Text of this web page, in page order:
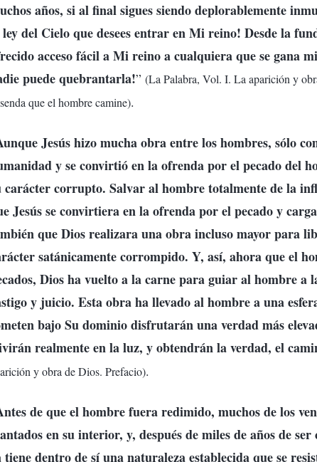
años, si al final sigues siendo deplorablemente
del Cielo que desees entrar en Mi reino! Desde la
acceso fácil a Mi reino a cualquiera que se gana
puede quebrantarla!” (La Palabra, Vol. I. La aparición y
que el hombre camine).
Jesús hizo mucha obra entre los hombres, sólo
y se convirtió en la ofrenda por el pecado del
carácter corrupto. Salvar al hombre totalmente de la
Jesús se convirtiera en la ofrenda por el pecado y
que Dios realizara una obra incluso mayor para
satánicamente corrompido. Y, así, ahora que el
Dios ha vuelto a la carne para guiar al hombre a
y juicio. Esta obra ha llevado al hombre a una
bajo Su dominio disfrutarán una verdad más
realmente en la luz, y obtendrán la verdad, el
y obra de Dios. Prefacio).
de que el hombre fuera redimido, muchos de los
en su interior, y, después de miles de años de
tiene dentro de sí una naturaleza establecida que se